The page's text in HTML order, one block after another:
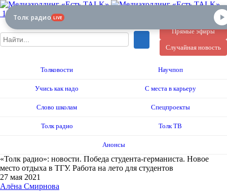
12+
Прямые эфиры
Случайная новость
Толковости Научпоп
Учись как надо С места в карьеру
Слово школам Спецпроекты
Толк радио Толк ТВ
Анонсы
«Толк радио»: новости. Победа студента-германиста. Новое
место отдыха в ТГУ. Работа на лето для студентов
27 мая 2021
Алёна Смирнова
Толк радио LIVE